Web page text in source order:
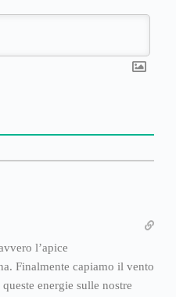
l’apice
Finalmente capiamo il vento
energie sulle nostre